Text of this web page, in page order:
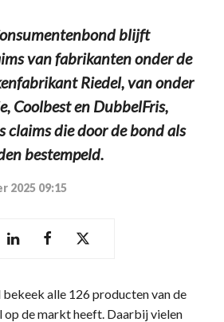
blijft
van fabrikanten onder de
Riedel, van onder
Coolbest en DubbelFris,
claims die door de bond als
bestempeld.
2025 09:15
alle 126 producten van de
op de markt heeft. Daarbij vielen